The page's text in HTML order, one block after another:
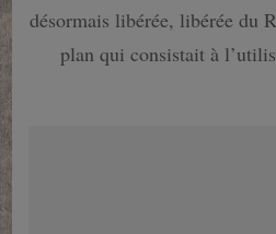
désormais libérée, libérée du
plan qui consistait à